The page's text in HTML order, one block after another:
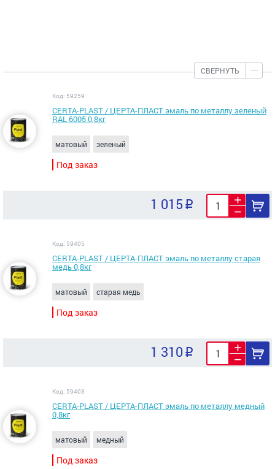
СВЕРНУТЬ
Код: 59259
CERTA-PLAST / ЦЕРТА-ПЛАСТ эмаль по металлу зеленый
RAL 6005 0,8кг
матовый зеленый
Под заказ
1 015
Код: 59405
CERTA-PLAST / ЦЕРТА-ПЛАСТ эмаль по металлу старая
медь 0,8кг
матовый старая медь
Под заказ
1 310
Код: 59403
CERTA-PLAST / ЦЕРТА-ПЛАСТ эмаль по металлу медный
0,8кг
матовый медный
Под заказ